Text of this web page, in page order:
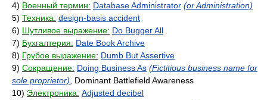
4) Военный термин: Database Administrator (or Administration)
5) Техника: design-basis accident
6) Шутливое выражение: Do Bugger All
7) Бухгалтерия: Date Book Archive
8) Грубое выражение: Dumb But Assertive
9) Сокращение: Doing Business As (Fictitious business name for
sole proprietor) , Dominant Battlefield Awareness
10) Электроника: Adjusted decibel